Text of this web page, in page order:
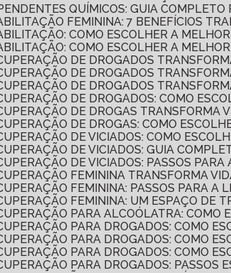
QUÍMICOS: GUIA
FEMININA: 7 BENEFÍCIOS
COMO ESCOLHER A
COMO ESCOLHER A
DE DROGADOS
DE DROGADOS
DE DROGADOS
DE DROGADOS: COMO
DE DROGAS
DE DROGAS: COMO
DE VICIADOS: COMO
DE VICIADOS: GUIA
DE VICIADOS: PASSOS
FEMININA TRANSFORMA
FEMININA: PASSOS PARA A
FEMININA: UM ESPAÇO DE
PARA ALCOÓLATRA:
PARA DROGADOS: COMO
PARA DROGADOS: COMO
PARA DROGADOS: COMO
PARA DROGADOS: PASSOS